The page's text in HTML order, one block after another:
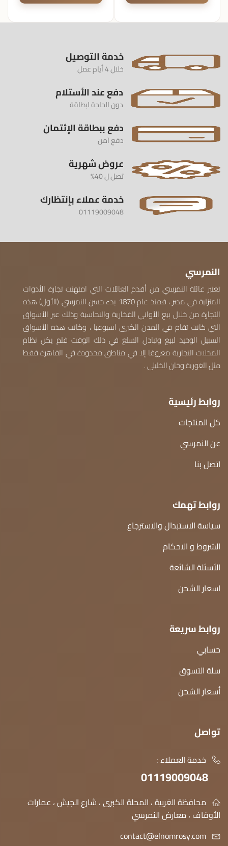
خدمة التوصيل
خلال 4 أيام عمل
دفع عند الأستلام
دون الحاجة لبطاقة
دفع ببطاقة الإئتمان
دفع آمن
عروض شهرية
تصل ل 40%
خدمة عملاء بإنتظارك
01119009048
النمرسي
تعتبر عائلة النمرسي من أقدم العائلات التي امتهنت تجارة الأدوات
المنزلية في مصر ، فمنذ عام 1870 بدء حسن النمرسي (الأول) هذه
التجارة من خلال بيع الأواني الفخارية والنحاسية وذلك عبر الأسواق
التي كانت تقام في المدن الكبرى اسبوعيا ، وكانت هذه الأسواق
السبيل الوحيد لبيع وتبادل السلع في ذلك الوقت فلم يكن نظام
المحلات التجارية معروفا إلا في مناطق محدودة في القاهرة فقط
مثل الغورية وخان الخليلي .
روابط رئيسية
كل المنتجات
عن النمرسي
اتصل بنا
روابط تهمك
سياسة الاستبدال والاسترجاع
الشروط و الاحكام
الأسئلة الشائعة
اسعار الشحن
روابط سريعة
حسابي
سلة التسوق
أسعار الشحن
تواصل
خدمة العملاء :
01119009048
محافظة الغربية ، المحلة الكبرى ، شارع الجيش ، عمارات
الأوقاف ، معارض النمرسي
contact@elnomrosy.com